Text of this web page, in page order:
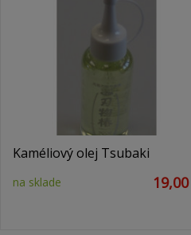
Kaméliový olej Tsubaki
na sklade